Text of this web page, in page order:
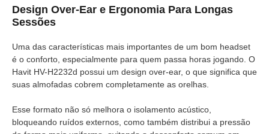
Design Over-Ear e Ergonomia Para Longas
Sessões
Uma das características mais importantes de um bom headset
é o conforto, especialmente para quem passa horas jogando. O
Havit HV-H2232d possui um design over-ear, o que significa que
suas almofadas cobrem completamente as orelhas.
Esse formato não só melhora o isolamento acústico,
bloqueando ruídos externos, como também distribui a pressão